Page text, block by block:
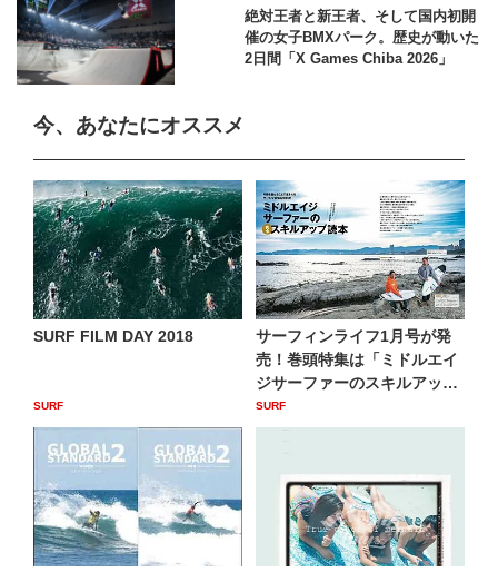
絶対王者と新王者、そして国内初開
催の女子BMXパーク。歴史が動いた
2日間「X Games Chiba 2026」
今、あなたにオススメ
SURF FILM DAY 2018
SURF
サーフィンライフ1月号が発
売！巻頭特集は「ミドルエイ
ジサーファーのスキルアップ
読...
SURF